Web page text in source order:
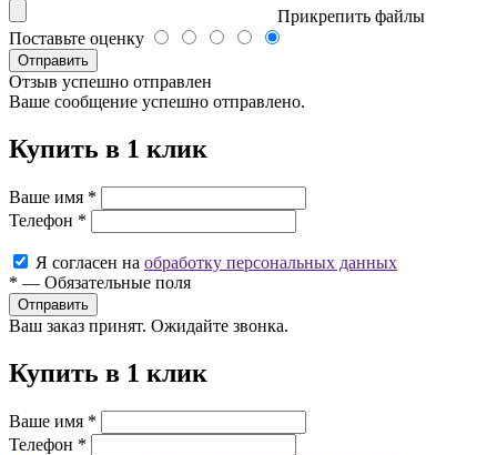
Прикрепить файлы
Поставьте оценку
Отправить
Отзыв успешно отправлен
Ваше сообщение успешно отправлено.
Купить в 1 клик
Ваше имя *
Телефон *
Я согласен на обработку персональных данных
* — Обязательные поля
Ваш заказ принят. Ожидайте звонка.
Купить в 1 клик
Ваше имя *
Телефон *